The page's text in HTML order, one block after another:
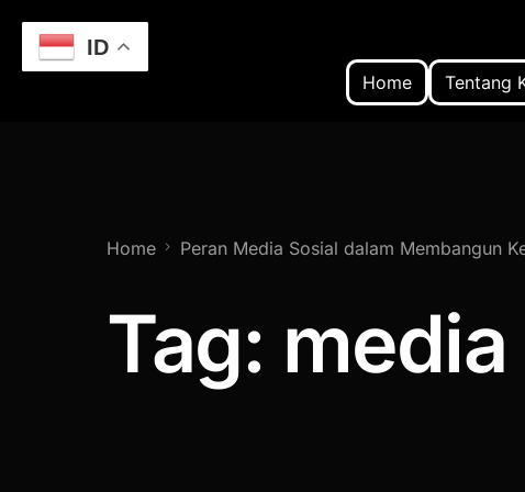
Home Tentang
Home Peran Media Sosial dalam Membangun
Tag: media
ID